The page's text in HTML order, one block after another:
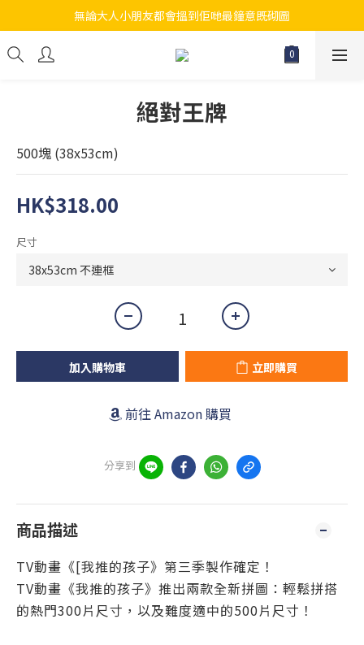
江帆天楊砌圖
無論大人小朋友都會搵到佢哋最鐘意既砌圖
江帆天楊砌圖
絕對王牌
500塊 (38x53cm)
HK$318.00
尺寸
加入購物車 立即購買
前往 Amazon 購買
分享到
商品描述
TV動畫《[我推的孩子》第三季製作確定！
TV動畫《我推的孩子》推出兩款全新拼圖：輕鬆拼搭
的熱門300片尺寸，以及難度適中的500片尺寸！